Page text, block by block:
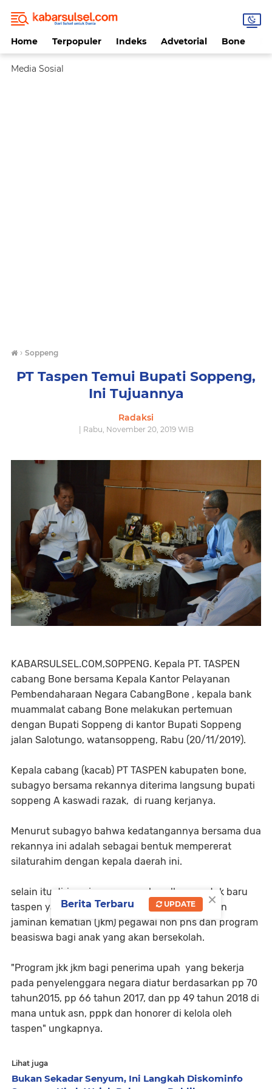
Home Terpopuler Indeks Advetorial Bone
Media Sosial
› Soppeng
PT Taspen Temui Bupati Soppeng,
Ini Tujuannya
Radaksi
| Rabu, November 20, 2019 WIB
KABARSULSEL.COM,SOPPENG. Kepala PT. TASPEN
cabang Bone bersama Kepala Kantor Pelayanan
Pembendaharaan Negara CabangBone , kepala bank
muammalat cabang Bone melakukan pertemuan
dengan Bupati Soppeng di kantor Bupati Soppeng
jalan Salotungo, watansoppeng, Rabu (20/11/2019).
Kepala cabang (kacab) PT TASPEN kabupaten bone,
subagyo bersama rekannya diterima langsung bupati
soppeng A kaswadi razak, di ruang kerjanya.
Menurut subagyo bahwa kedatangannya bersama dua
rekannya ini adalah sebagai bentuk mempererat
silaturahim dengan kepala daerah ini.
selain itu dirinya juga memperkenalkan produk baru
taspen yakni jaminan kecelakaan kerja (jkk) dan
jaminan kematian (jkm) pegawai non pns dan program
beasiswa bagi anak yang akan bersekolah.
"Program jkk jkm bagi penerima upah yang bekerja
pada penyelenggara negara diatur berdasarkan pp 70
tahun2015, pp 66 tahun 2017, dan pp 49 tahun 2018 di
mana untuk asn, pppk dan honorer di kelola oleh
taspen" ungkapnya.
Lihat juga
Bukan Sekadar Senyum, Ini Langkah Diskominfo
×
Berita Terbaru UPDATE